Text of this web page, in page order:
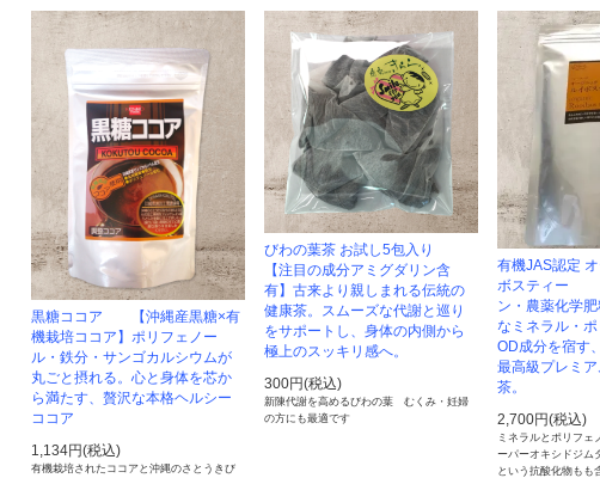
黒糖ココア 【沖縄産黒糖×有
機栽培ココア】ポリフェノー
ル・鉄分・サンゴカルシウムが
丸ごと摂れる。心と身体を芯か
ら満たす、贅沢な本格ヘルシー
ココア
1,134円(税込)
有機栽培されたココアと沖縄のさとうきび
びわの葉茶 お試し5包入り
【注目の成分アミグダリン含
有】古来より親しまれる伝統の
健康茶。スムーズな代謝と巡り
をサポートし、身体の内側から
極上のスッキリ感へ。
300円(税込)
新陳代謝を高めるびわの葉 むくみ・妊婦
の方にも最適です
有機JAS認定
ボスティー
ン・農薬化学
なミネラル・
OD成分を宿す
最高級プレミ
茶。
2,700円(税込)
ミネラルとポリフェ
ーパーオキシドジム
という抗酸化物もも